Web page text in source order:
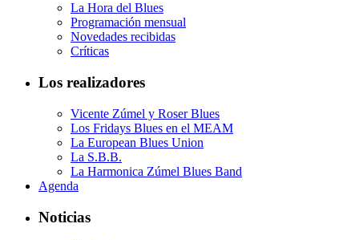
La Hora del Blues
Programación mensual
Novedades recibidas
Críticas
Los realizadores
Vicente Zúmel y Roser Blues
Los Fridays Blues en el MEAM
La European Blues Union
La S.B.B.
La Harmonica Zúmel Blues Band
Agenda
Noticias